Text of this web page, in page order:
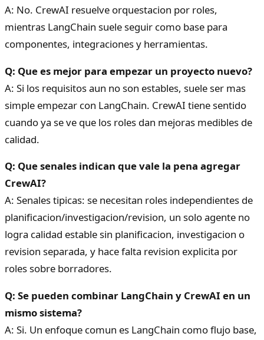
A: No. CrewAI resuelve orquestacion por roles,
mientras LangChain suele seguir como base para
componentes, integraciones y herramientas.
Q: Que es mejor para empezar un proyecto nuevo?
A: Si los requisitos aun no son estables, suele ser mas
simple empezar con LangChain. CrewAI tiene sentido
cuando ya se ve que los roles dan mejoras medibles de
calidad.
Q: Que senales indican que vale la pena agregar
CrewAI?
A: Senales tipicas: se necesitan roles independientes de
planificacion/investigacion/revision, un solo agente no
logra calidad estable sin planificacion, investigacion o
revision separada, y hace falta revision explicita por
roles sobre borradores.
Q: Se pueden combinar LangChain y CrewAI en un
mismo sistema?
A: Si. Un enfoque comun es LangChain como flujo base,